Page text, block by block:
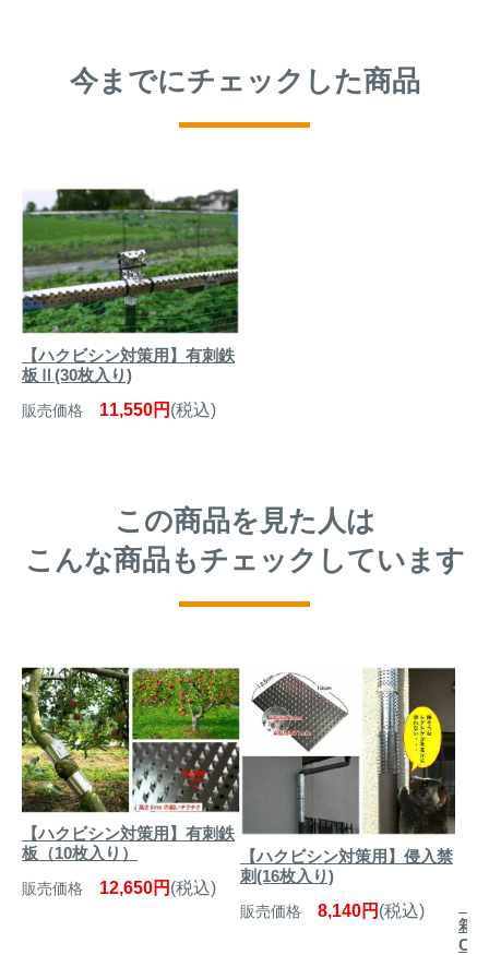
今までにチェックした商品
【ハクビシン対策用】有刺鉄
板Ⅱ(30枚入り)
販売価格 11,550円 (税込)
この商品を見た人は
こんな商品もチェックしています
【ハクビシン対策用】有刺鉄
板（10枚入り）
販売価格 12,650円 (税込)
【ハクビシン対策用】侵入禁
刺(16枚入り)
販売価格 8,140円 (税込)
箱